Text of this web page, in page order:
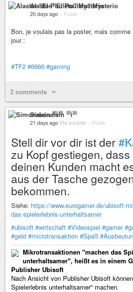
Alastor "El Pouleto" Mysterio
20 days ago – Public
Bon, je voulais pas la poster, mais
jour :
#TF2 #6666 #gaming
2 comments
Simonalein ⁽⁽⁽i⁾⁾⁾
21 days ago Via mobile – Public
Stell dir vor dir ist der
zu Kopf gestiegen,
deinen Kunden macht
aus der Tasche
bekommen.
Siehe: https://www.eurogamer.de/ubisoft-
das-spielerlebnis-unterhaltsamer
#ubisoft #wirtschaft #Videospiel #gamer
#geld #microtransaktion #Spaß
Mikrotransaktionen "machen das
unterhaltsamer", heißt es in einem
Publisher Ubisoft
Nach Ansicht von Publisher Ubisoft
Spielerlebnis unterhaltsamer" machen.